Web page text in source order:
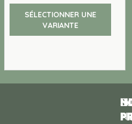
SÉLECTIONNER UNE
VARIANTE